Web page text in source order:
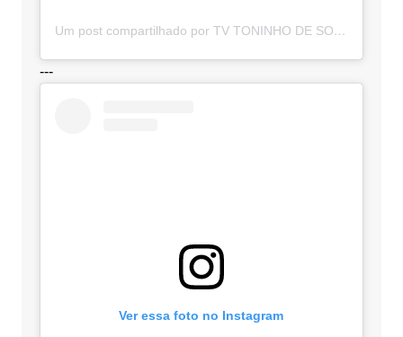
Um post compartilhado por TV TONINHO DE SOUZA (@toninhodesouzamt)
---
Ver essa foto no Instagram